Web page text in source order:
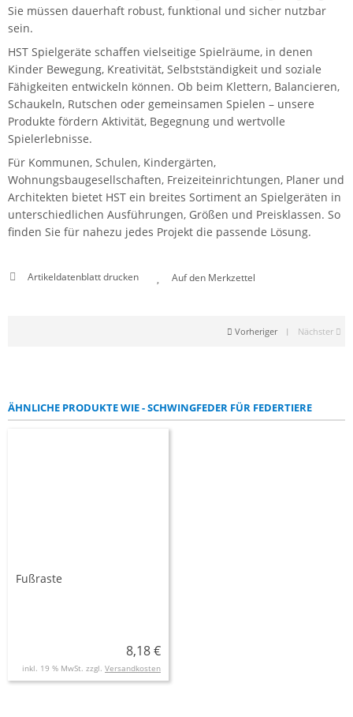
Sie müssen dauerhaft robust, funktional und sicher nutzbar
sein.
HST Spielgeräte schaffen vielseitige Spielräume, in denen
Kinder Bewegung, Kreativität, Selbstständigkeit und soziale
Fähigkeiten entwickeln können. Ob beim Klettern, Balancieren,
Schaukeln, Rutschen oder gemeinsamen Spielen – unsere
Produkte fördern Aktivität, Begegnung und wertvolle
Spielerlebnisse.
Für Kommunen, Schulen, Kindergärten,
Wohnungsbaugesellschaften, Freizeiteinrichtungen, Planer und
Architekten bietet HST ein breites Sortiment an Spielgeräten in
unterschiedlichen Ausführungen, Größen und Preisklassen. So
finden Sie für nahezu jedes Projekt die passende Lösung.
Artikeldatenblatt drucken
Vorheriger | Nächster
ÄHNLICHE PRODUKTE WIE - SCHWINGFEDER FÜR FEDERTIERE
Fußraste
8,18 €
inkl. 19 % MwSt. zzgl. Versandkosten